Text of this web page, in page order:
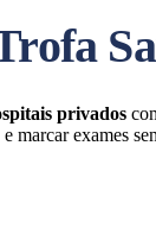
privados
marcar exames